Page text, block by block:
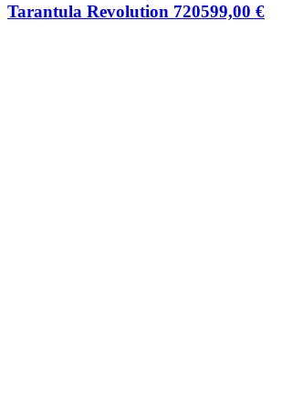
Tarantula Revolution 720599,00 €